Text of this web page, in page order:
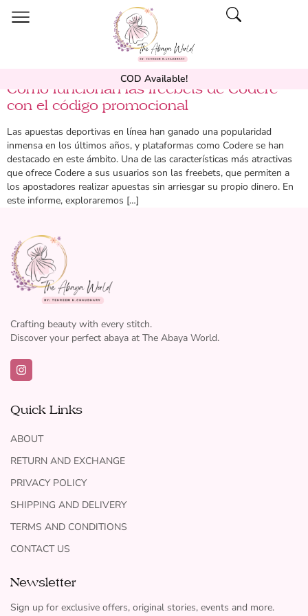
COD Available!
Cómo funcionan las freebets de Codere
con el código promocional
Las apuestas deportivas en línea han ganado una popularidad
inmensa en los últimos años, y plataformas como Codere se han
destacado en este ámbito. Una de las características más atractivas
que ofrece Codere a sus usuarios son las freebets, que permiten a
los apostadores realizar apuestas sin arriesgar su propio dinero. En
este informe, exploraremos […]
Crafting beauty with every stitch.
Discover your perfect abaya at The Abaya World.
Quick Links
ABOUT
RETURN AND EXCHANGE
PRIVACY POLICY
SHIPPING AND DELIVERY
TERMS AND CONDITIONS
CONTACT US
Newsletter
Sign up for exclusive offers, original stories, events and more.